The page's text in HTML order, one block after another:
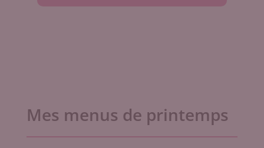
Mes menus de printemps